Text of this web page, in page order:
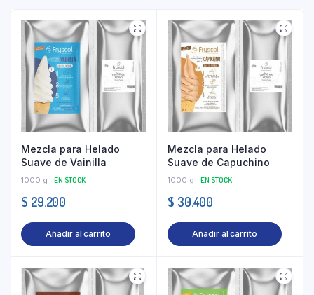
Mezcla para Helado
Suave de Vainilla
1000 g EN STOCK
$ 29.200
Añadir al carrito
Mezcla para Helado
Suave de Capuchino
1000 g EN STOCK
$ 30.400
Añadir al carrito